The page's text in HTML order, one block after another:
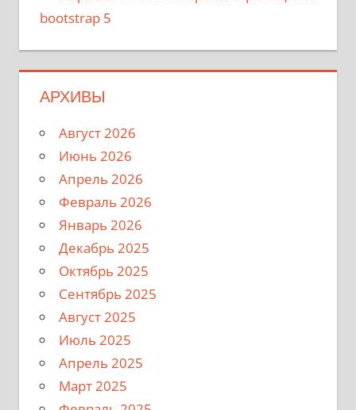
bootstrap 5
АРХИВЫ
Август 2026
Июнь 2026
Апрель 2026
Февраль 2026
Январь 2026
Декабрь 2025
Октябрь 2025
Сентябрь 2025
Август 2025
Июль 2025
Апрель 2025
Март 2025